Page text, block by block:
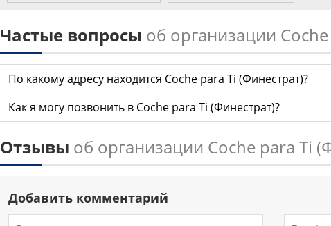
Частые вопросы об организации
По какому адресу находится Coche para Ti (Финестрат)?
Как я могу позвонить в Coche para Ti (Финестрат)?
Отзывы об организации Coche para Ti
Добавить комментарий